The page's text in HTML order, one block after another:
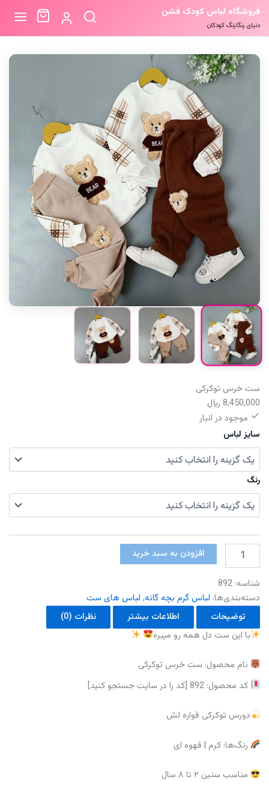
فروشگاه لباس کودک فشن
دنیای رنگارنگ کودکان
ست خرس توکرکی
8,450,000 ﷼
موجود در انبار
سایز لباس
رنگ
خرس
عدد
افزودن به سبد خرید
شناسه: 892
دسته‌بندی‌ها: لباس گرم بچه گانه, لباس های ست
توضیحات
اطلاعات بیشتر
نظرات (0)
با این ست دل همه رو میبره
نام محصول: ست خرس توکرکی
کد محصول: 892 [کد را در سایت جستجو کنید]
دورس توکرکی قواره لش
رنگ‌ها: کرم | قهوه ای
مناسب سنین ۲ تا ۸ سال